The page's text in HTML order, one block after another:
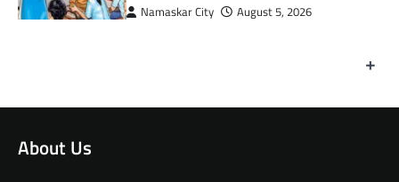
Namaskar City August 5, 2026
+
About Us